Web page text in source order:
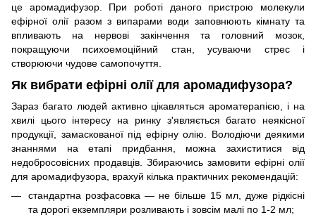
це аромадифузор. При роботі даного пристрою молекули
ефірної олії разом з випарами води заповнюють кімнату та
впливають на нервові закінчення та головний мозок,
покращуючи психоемоційний стан, усуваючи стрес і
створюючи чудове самопочуття.
Як вибрати ефірні олії для аромадифузора?
Зараз багато людей активно цікавляться ароматерапією, і на
хвилі цього інтересу на ринку з'являється багато неякісної
продукції, замаскованої під ефірну олію. Володіючи деякими
знаннями на етапі придбання, можна захиститися від
недобросовісних продавців. Збираючись замовити ефірні олії
для аромадифузора, врахуй кілька практичних рекомендацій:
стандартна розфасовка — не більше 15 мл, дуже рідкісні
та дорогі екземпляри розливають і зовсім малі по 1-2 мл;